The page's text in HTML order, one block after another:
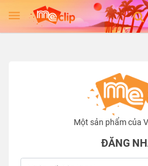
Một sản phẩm của
ĐĂNG